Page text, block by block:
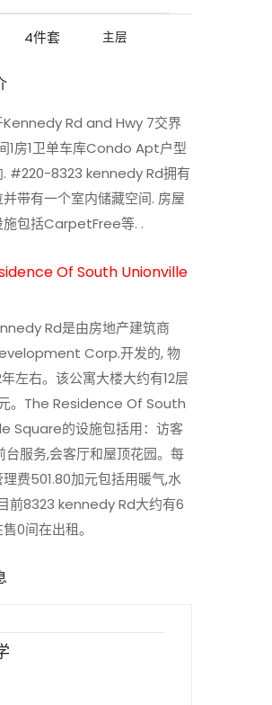
4件套 主层
Kennedy Rd and Hwy 7交界
1房1卫单车库Condo Apt户型
. #220-8323 kennedy Rd拥有
带有一个室内储藏空间. 房屋
施包括CarpetFree等. .
Of South Unionville
Rd是由房地产建筑商
Corp.开发的, 物
左右。该公寓大楼大约有12层
。The Residence Of South
Square的设施包括用：访客
台服务,会客厅和屋顶花园。每
费501.80加元包括用暖气,水
前8323 kennedy Rd大约有6
0间在出租。